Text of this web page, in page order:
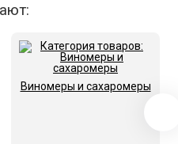
Виномеры и сахаромеры